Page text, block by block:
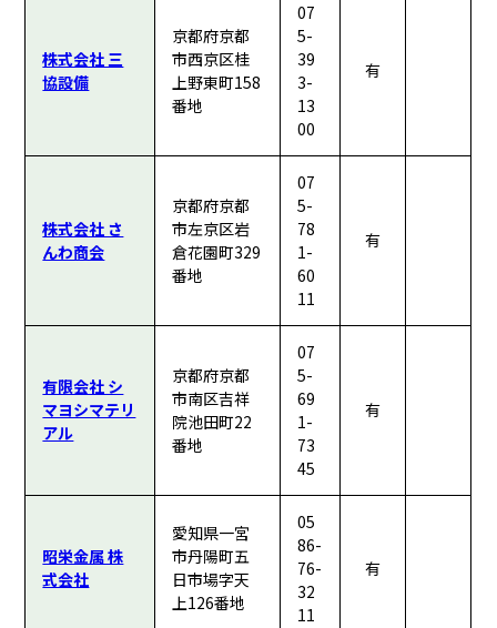
株式会社 三
協設備
京都府京都
市西京区桂
上野東町158
番地
07
5-
39
3-
13
00
有
株式会社 さ
んわ商会
京都府京都
市左京区岩
倉花園町329
番地
07
5-
78
1-
60
11
有
有限会社 シ
マヨシマテリ
アル
京都府京都
市南区吉祥
院池田町22
番地
07
5-
69
1-
73
45
有
昭栄金属 株
式会社
愛知県一宮
市丹陽町五
日市場字天
上126番地
05
86-
76-
32
11
有